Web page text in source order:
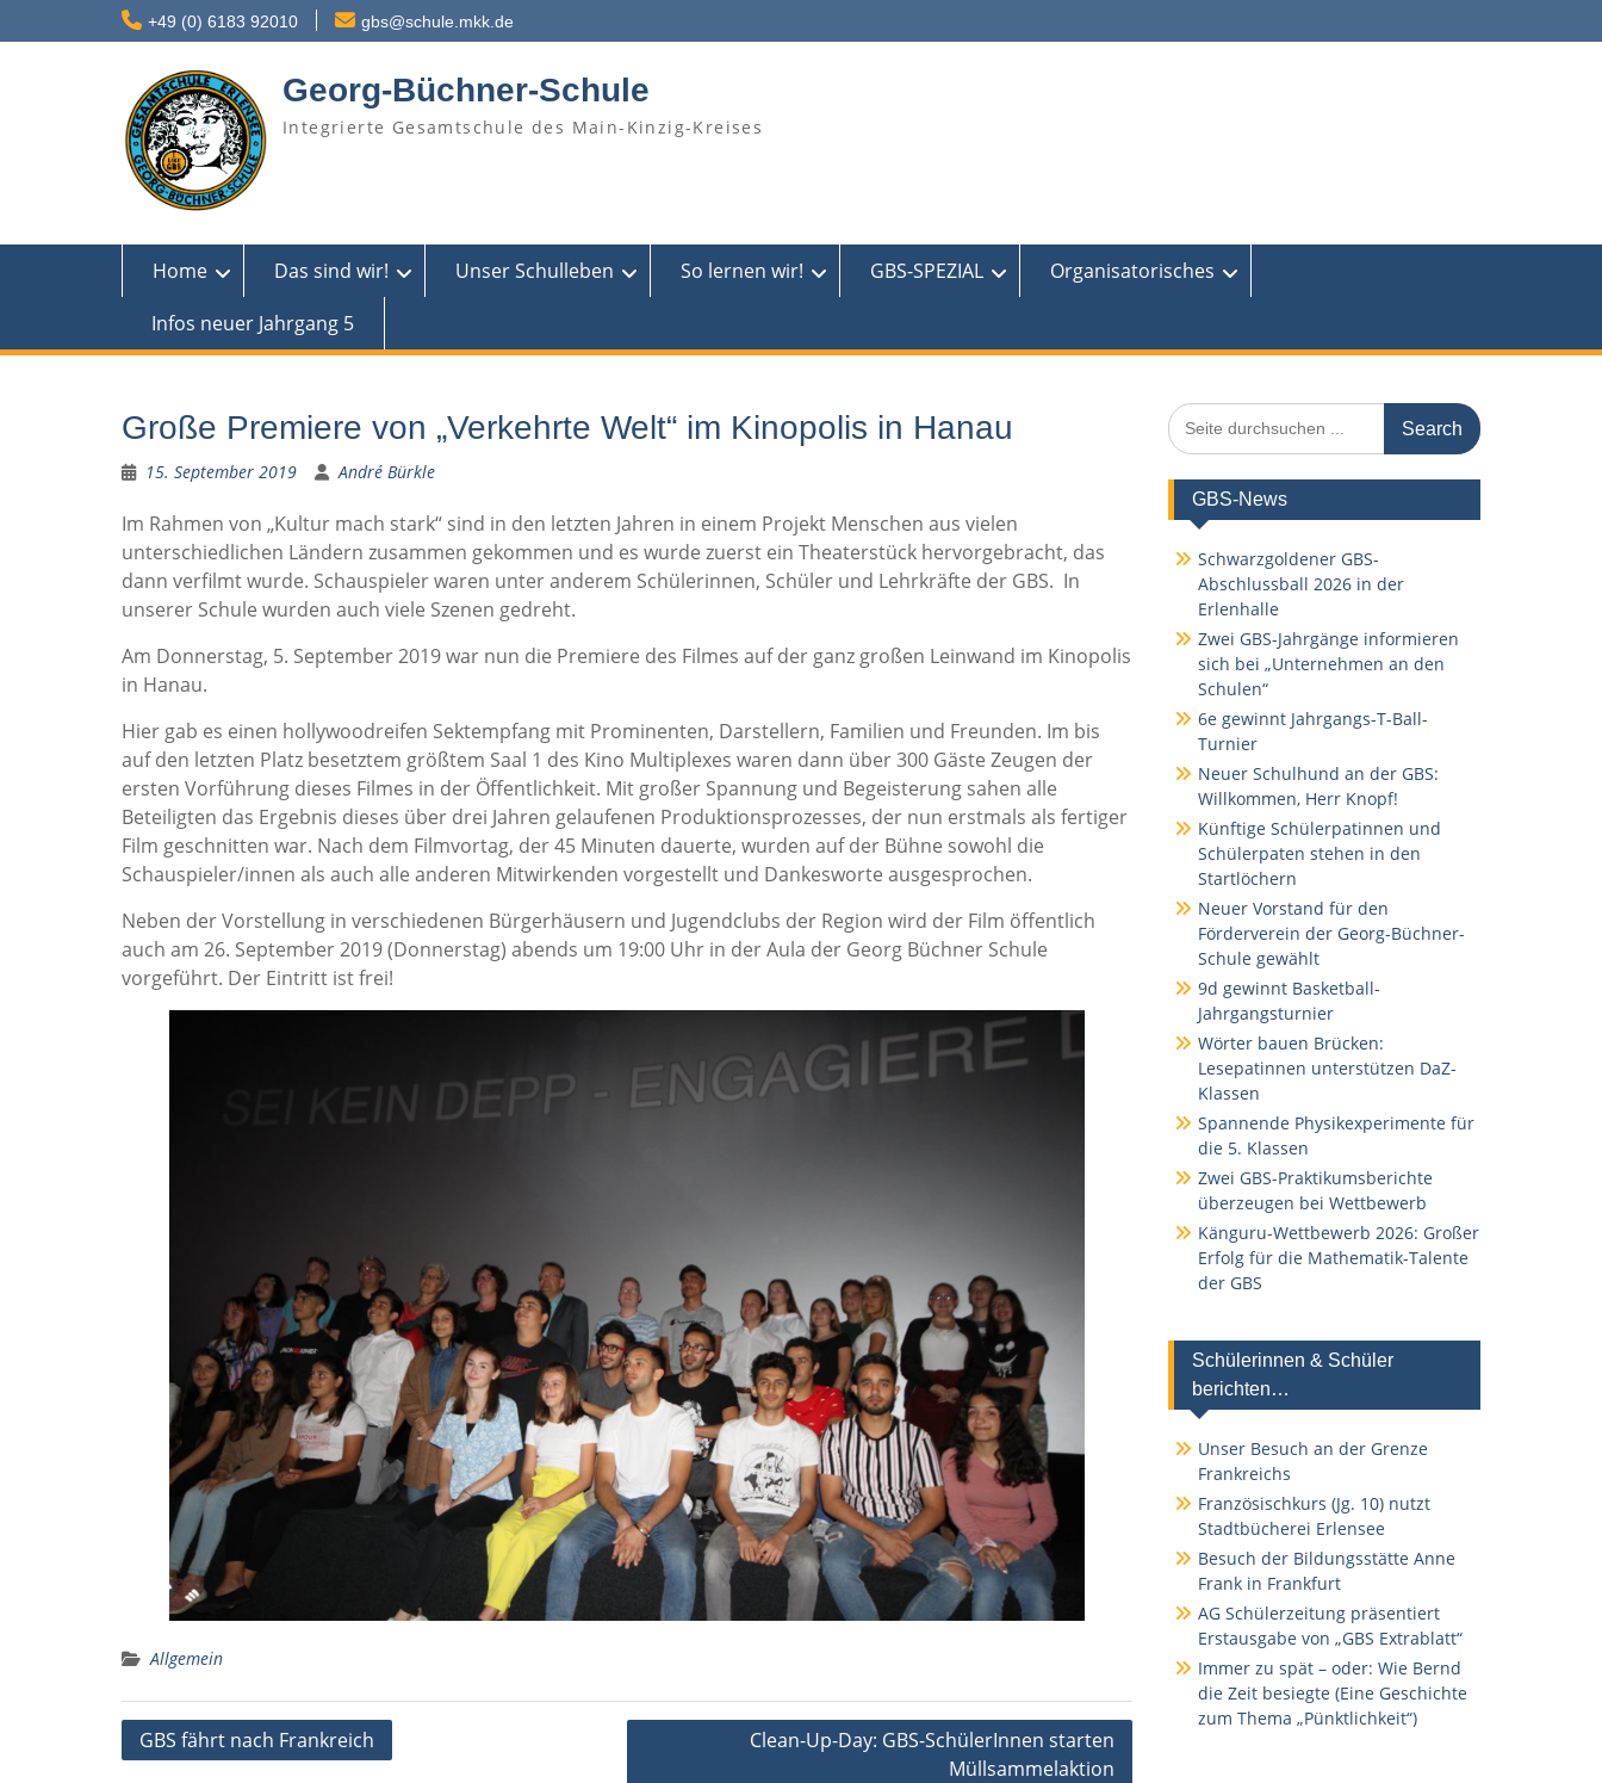
to
+49 (0) 6183 92010 gbs@schule.mkk.de
Georg-Büchner-Schule
Integrierte Gesamtschule des Main-Kinzig-Kreises
Home Das sind wir! Unser Schulleben So lernen wir! GBS-SPEZIAL
Organisatorisches
Infos neuer Jahrgang 5
Große Premiere von „Verkehrte Welt“ im Kinopolis in Hanau
15. September 2019 André Bürkle
Im Rahmen von „Kultur mach stark“ sind in den letzten Jahren in einem Projekt Menschen aus vielen
unterschiedlichen Ländern zusammen gekommen und es wurde zuerst ein Theaterstück hervorgebracht, das
dann verfilmt wurde. Schauspieler waren unter anderem Schülerinnen, Schüler und Lehrkräfte der GBS. In
unserer Schule wurden auch viele Szenen gedreht.
Am Donnerstag, 5. September 2019 war nun die Premiere des Filmes auf der ganz großen Leinwand im Kinopolis
in Hanau.
Hier gab es einen hollywoodreifen Sektempfang mit Prominenten, Darstellern, Familien und Freunden. Im bis
auf den letzten Platz besetztem größtem Saal 1 des Kino Multiplexes waren dann über 300 Gäste Zeugen der
ersten Vorführung dieses Filmes in der Öffentlichkeit. Mit großer Spannung und Begeisterung sahen alle
Beteiligten das Ergebnis dieses über drei Jahren gelaufenen Produktionsprozesses, der nun erstmals als fertiger
Film geschnitten war. Nach dem Filmvortag, der 45 Minuten dauerte, wurden auf der Bühne sowohl die
Schauspieler/innen als auch alle anderen Mitwirkenden vorgestellt und Dankesworte ausgesprochen.
Neben der Vorstellung in verschiedenen Bürgerhäusern und Jugendclubs der Region wird der Film öffentlich
auch am 26. September 2019 (Donnerstag) abends um 19:00 Uhr in der Aula der Georg Büchner Schule
vorgeführt. Der Eintritt ist frei!
Allgemein
Beitragsnavigation
GBS fährt nach Frankreich
Clean-Up-Day: GBS-SchülerInnen starten
Müllsammelaktion
Search
for:
GBS-News
Schwarzgoldener GBS-
Abschlussball 2026 in der
Erlenhalle
Zwei GBS-Jahrgänge informieren
sich bei „Unternehmen an den
Schulen“
6e gewinnt Jahrgangs-T-Ball-
Turnier
Neuer Schulhund an der GBS:
Willkommen, Herr Knopf!
Künftige Schülerpatinnen und
Schülerpaten stehen in den
Startlöchern
Neuer Vorstand für den
Förderverein der Georg-Büchner-
Schule gewählt
9d gewinnt Basketball-
Jahrgangsturnier
Wörter bauen Brücken:
Lesepatinnen unterstützen DaZ-
Klassen
Spannende Physikexperimente für
die 5. Klassen
Zwei GBS-Praktikumsberichte
überzeugen bei Wettbewerb
Känguru-Wettbewerb 2026: Großer
Erfolg für die Mathematik-Talente
der GBS
Schülerinnen & Schüler
berichten…
Unser Besuch an der Grenze
Frankreichs
Französischkurs (Jg. 10) nutzt
Stadtbücherei Erlensee
Besuch der Bildungsstätte Anne
Frank in Frankfurt
AG Schülerzeitung präsentiert
Erstausgabe von „GBS Extrablatt“
Immer zu spät – oder: Wie Bernd
die Zeit besiegte (Eine Geschichte
zum Thema „Pünktlichkeit“)